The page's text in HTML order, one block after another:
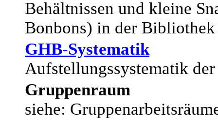
Behältnissen und kleine
Bonbons) in der
GHB-Systematik
Aufstellungssystematik
Gruppenraum
siehe: